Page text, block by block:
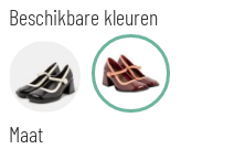
Beschikbare kleuren
Maat